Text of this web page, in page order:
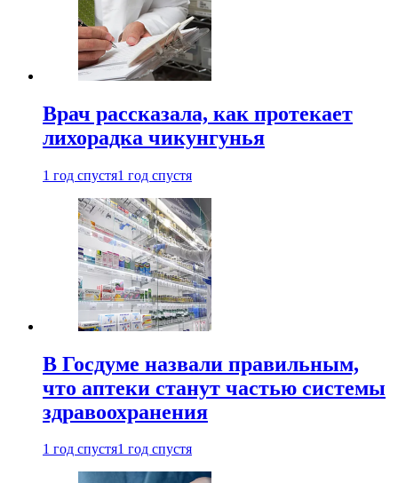
Врач рассказала, как протекает
лихорадка чикунгунья
1 год спустя1 год спустя
В Госдуме назвали правильным,
что аптеки станут частью системы
здравоохранения
1 год спустя1 год спустя